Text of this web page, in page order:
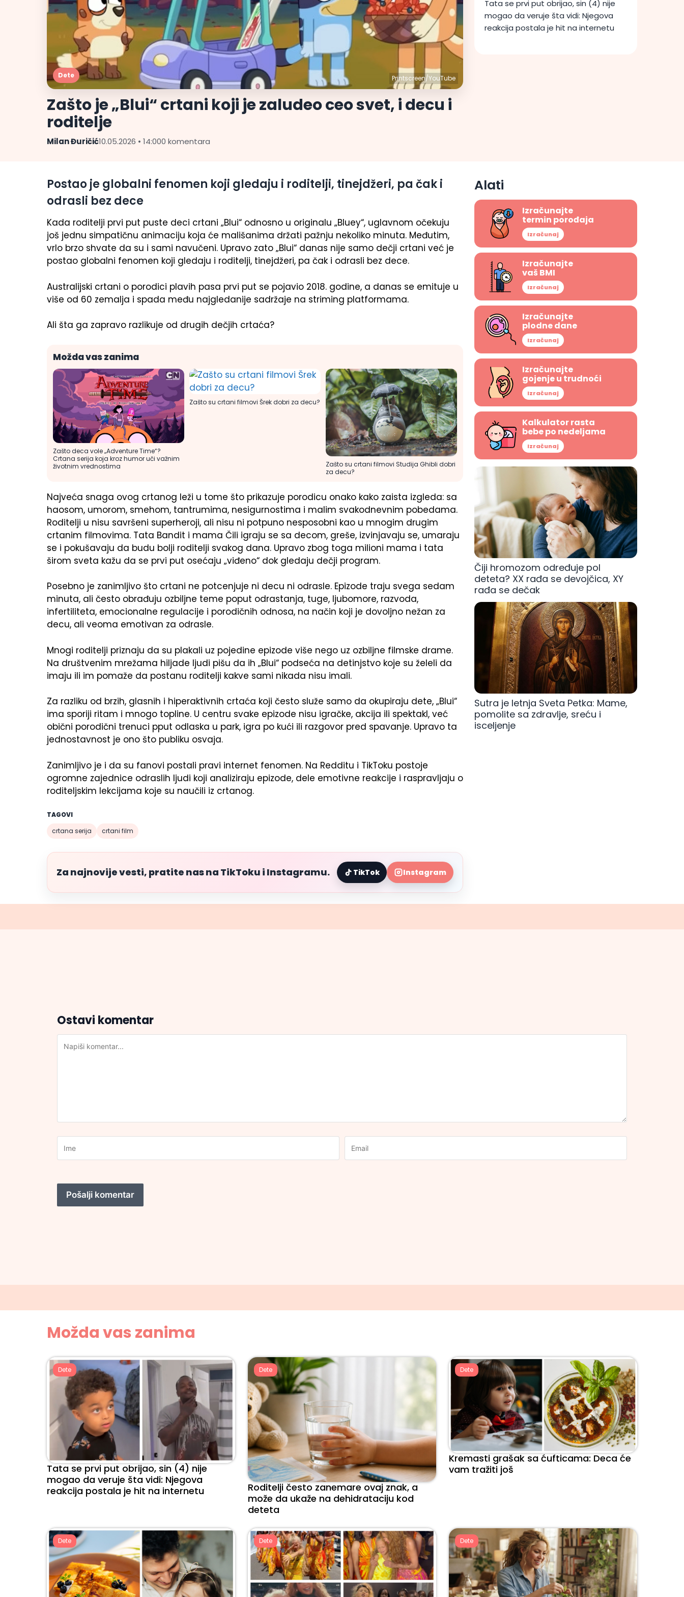
Printscreen/YouTube
Dete
Zašto je „Blui“ crtani koji je zaludeo ceo svet, i decu i
roditelje
Milan Đuričić10.05.2026 • 14:000 komentara
Tata se prvi put obrijao, sin (4) nije
mogao da veruje šta vidi: Njegova
reakcija postala je hit na internetu
Postao je globalni fenomen koji gledaju i roditelji, tinejdžeri, pa čak i
odrasli bez dece
Kada roditelji prvi put puste deci crtani „Blui“ odnosno u originalu „Bluey“, uglavnom očekuju
još jednu simpatičnu animaciju koja će mališanima držati pažnju nekoliko minuta. Međutim,
vrlo brzo shvate da su i sami navučeni. Upravo zato „Blui“ danas nije samo dečji crtani već je
postao globalni fenomen koji gledaju i roditelji, tinejdžeri, pa čak i odrasli bez dece.
Australijski crtani o porodici plavih pasa prvi put se pojavio 2018. godine, a danas se emituje u
više od 60 zemalja i spada među najgledanije sadržaje na striming platformama.
Ali šta ga zapravo razlikuje od drugih dečjih crtaća?
Možda vas zanima
Zašto deca vole „Adventure Time“?
Crtana serija koja kroz humor uči važnim
životnim vrednostima
Zašto su crtani filmovi Šrek dobri za decu?
Zašto su crtani filmovi Studija Ghibli dobri
za decu?
Najveća snaga ovog crtanog leži u tome što prikazuje porodicu onako kako zaista izgleda: sa
haosom, umorom, smehom, tantrumima, nesigurnostima i malim svakodnevnim pobedama.
Roditelji u nisu savršeni superheroji, ali nisu ni potpuno nesposobni kao u mnogim drugim
crtanim filmovima. Tata Bandit i mama Čili igraju se sa decom, greše, izvinjavaju se, umaraju
se i pokušavaju da budu bolji roditelji svakog dana. Upravo zbog toga milioni mama i tata
širom sveta kažu da se prvi put osećaju „viđeno“ dok gledaju dečji program.
Posebno je zanimljivo što crtani ne potcenjuje ni decu ni odrasle. Epizode traju svega sedam
minuta, ali često obrađuju ozbiljne teme poput odrastanja, tuge, ljubomore, razvoda,
infertiliteta, emocionalne regulacije i porodičnih odnosa, na način koji je dovoljno nežan za
decu, ali veoma emotivan za odrasle.
Mnogi roditelji priznaju da su plakali uz pojedine epizode više nego uz ozbiljne filmske drame.
Na društvenim mrežama hiljade ljudi pišu da ih „Blui“ podseća na detinjstvo koje su želeli da
imaju ili im pomaže da postanu roditelji kakve sami nikada nisu imali.
Za razliku od brzih, glasnih i hiperaktivnih crtaća koji često služe samo da okupiraju dete, „Blui“
ima sporiji ritam i mnogo topline. U centru svake epizode nisu igračke, akcija ili spektakl, već
obični porodični trenuci pput odlaska u park, igra po kući ili razgovor pred spavanje. Upravo ta
jednostavnost je ono što publiku osvaja.
Zanimljivo je i da su fanovi postali pravi internet fenomen. Na Redditu i TikToku postoje
ogromne zajednice odraslih ljudi koji analiziraju epizode, dele emotivne reakcije i raspravljaju o
roditeljskim lekcijama koje su naučili iz crtanog.
TAGOVI
crtana serija
crtani film
Za najnovije vesti, pratite nas na TikToku i Instagramu. TikTok Instagram
Alati
Izračunajte
termin porođaja
Izračunaj
Izračunajte
vaš BMI
Izračunaj
Izračunajte
plodne dane
Izračunaj
Izračunajte
gojenje u trudnoći
Izračunaj
Kalkulator rasta
bebe po nedeljama
Izračunaj
Čiji hromozom određuje pol
deteta? XX rađa se devojčica, XY
rađa se dečak
Sutra je letnja Sveta Petka: Mame,
pomolite sa zdravlje, sreću i
isceljenje
Ostavi komentar
Možda vas zanima
Dete
Tata se prvi put obrijao, sin (4) nije
mogao da veruje šta vidi: Njegova
reakcija postala je hit na internetu
Dete
Roditelji često zanemare ovaj znak, a
može da ukaže na dehidrataciju kod
deteta
Dete
Kremasti grašak sa ćufticama: Deca će
vam tražiti još
Dete Dete Dete